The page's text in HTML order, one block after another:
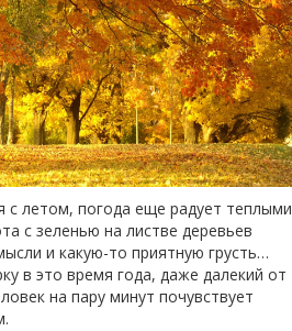
летом, погода еще радует теплыми
с зеленью на листве деревьев
и какую-то приятную грусть…
в это время года, даже далекий от
на пару минут почувствует